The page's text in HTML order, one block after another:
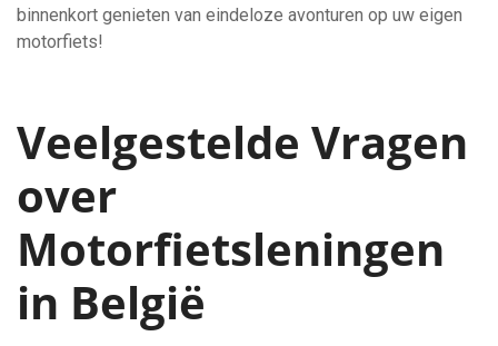
binnenkort genieten van eindeloze avonturen op uw eigen
motorfiets!
Veelgestelde Vragen
over
Motorfietsleningen
in België